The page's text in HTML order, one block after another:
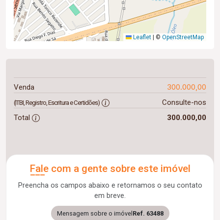
Leaflet | © OpenStreetMap
Venda 300.000,00
(ITBI, Registro, Escritura e Certidões)
Consulte-nos
Total
300.000,00
Fale com a gente sobre este imóvel
Preencha os campos abaixo e retornamos o seu contato
em breve.
Mensagem sobre o imóvelRef. 63488